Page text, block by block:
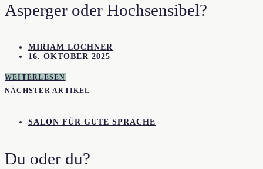
Asperger oder Hochsensibel?
MIRIAM LOCHNER
16. OKTOBER 2025
WEITERLESEN
NÄCHSTER ARTIKEL
SALON FÜR GUTE SPRACHE
Du oder du?